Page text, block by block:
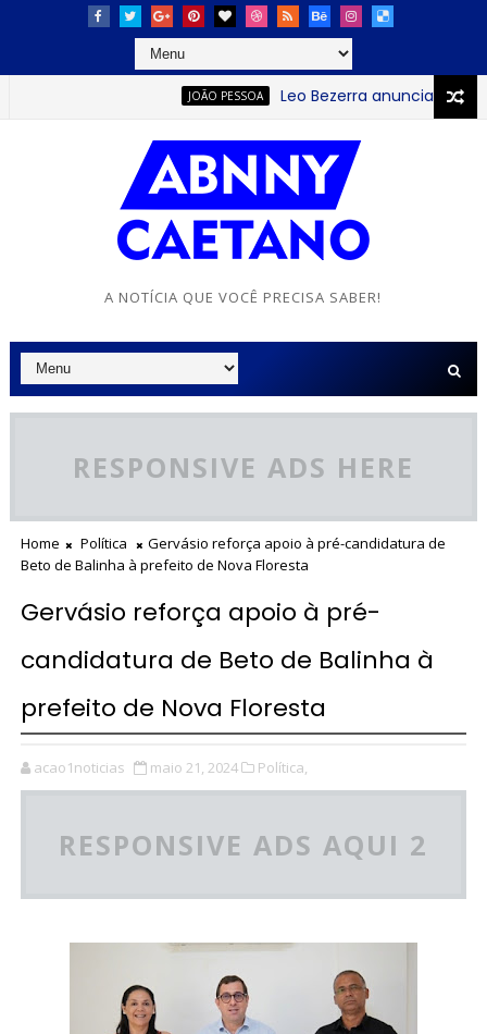
JOÃO PESSOA Leo Bezerra anuncia
A NOTÍCIA QUE VOCÊ PRECISA SABER!
RESPONSIVE ADS HERE
Home Política
Gervásio reforça apoio à pré-candidatura de
Beto de Balinha à prefeito de Nova Floresta
Gervásio reforça apoio à pré-
candidatura de Beto de Balinha à
prefeito de Nova Floresta
acao1noticias maio 21, 2024 Política,
RESPONSIVE ADS AQUI 2